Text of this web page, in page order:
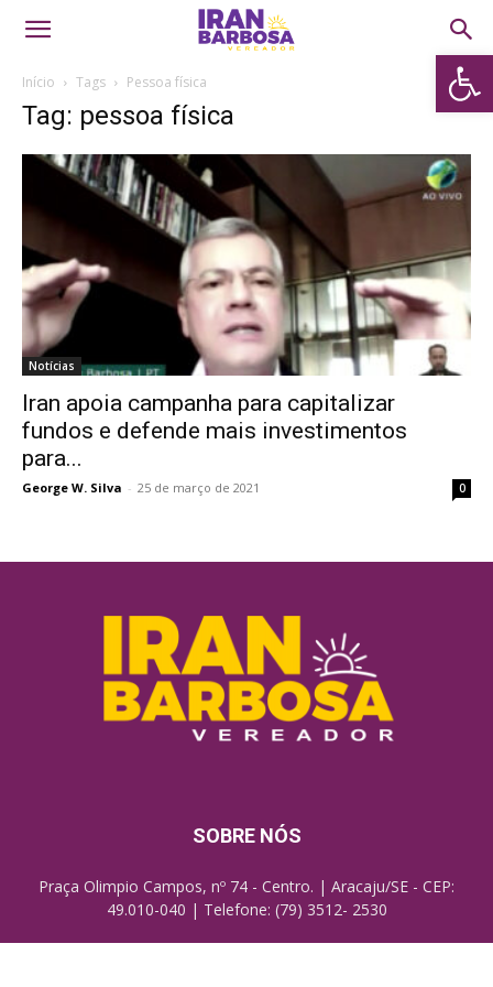
Abrir
Início Tags Pessoa física
Tag: pessoa física
Notícias
Iran apoia campanha para capitalizar
fundos e defende mais investimentos
para...
George W. Silva - 25 de março de 2021 0
SOBRE NÓS
Praça Olimpio Campos, nº 74 - Centro. | Aracaju/SE - CEP:
49.010-040 | Telefone: (79) 3512- 2530